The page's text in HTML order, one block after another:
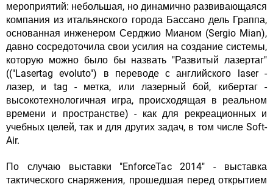
мероприятий: небольшая, но динамично развивающаяся
компания из итальянского города Бассано дель Граппа,
основанная инженером Серджио Мианом (Sergio Mian),
давно сосредоточила свои усилия на создание системы,
которую можно было бы назвать "Развитый лазертаг"
(("Lasertag evoluto") в переводе с английского laser -
лазер, и tag - метка, или лазерный бой, кибертаг -
высокотехнологичная игра, происходящая в реальном
времени и пространстве) - как для рекреационных и
учебных целей, так и для других задач, в том числе Soft-
Air.
По случаю выставки "EnforceTac 2014" - выставка
тактического снаряжения, прошедшая перед открытием